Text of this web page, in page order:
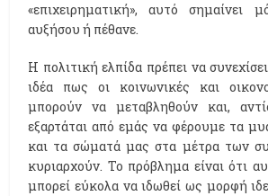
«επιχειρηματική», αυτό σημαίνει
αυξήσου ή πέθανε.
Η πολιτική ελπίδα πρέπει να
ιδέα πως οι κοινωνικές και
μπορούν να μεταβληθούν και,
εξαρτάται από εμάς να φέρουμε τα
και τα σώματά μας στα μέτρα των
κυριαρχούν. Το πρόβλημα είναι ότι
μπορεί εύκολα να ιδωθεί ως μορφή